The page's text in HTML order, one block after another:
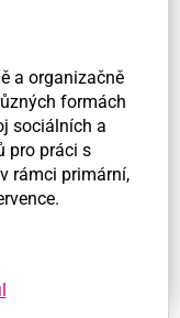
a organizačně
formách
sociálních a
pro práci s
rámci primární,